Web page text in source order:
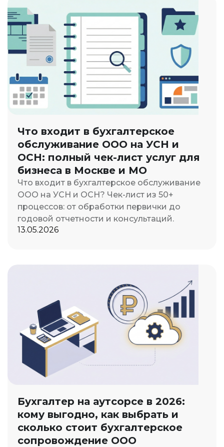
Что входит в бухгалтерское
обслуживание ООО на УСН и
ОСН: полный чек-лист услуг для
бизнеса в Москве и МО
Что входит в бухгалтерское обслуживание
ООО на УСН и ОСН? Чек-лист из 50+
процессов: от обработки первички до
годовой отчетности и консультаций.
13.05.2026
Бухгалтер на аутсорсе в 2026:
кому выгодно, как выбрать и
сколько стоит бухгалтерское
сопровождение ООО